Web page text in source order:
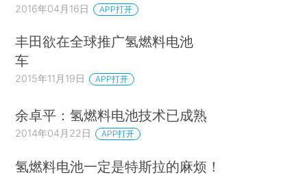
2016年04月16日 APP打开
丰田欲在全球推广氢燃料电池
车
2015年11月19日 APP打开
余卓平：氢燃料电池技术已成熟
2014年04月22日 APP打开
氢燃料电池一定是特斯拉的麻烦！